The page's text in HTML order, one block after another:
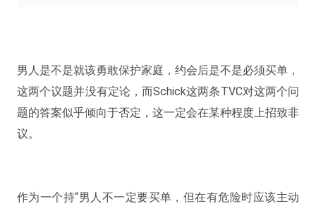
男人是不是就该勇敢保护家庭，约会后是不是必须买单，
这两个议题并没有定论，而Schick这两条TVC对这两个问
题的答案似乎倾向于否定，这一定会在某种程度上招致非
议。
作为一个持“男人不一定要买单，但在有危险时应该主动